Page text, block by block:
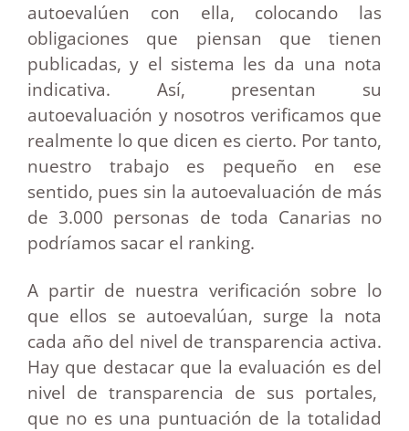
autoevalúen con ella, colocando las
obligaciones que piensan que tienen
publicadas, y el sistema les da una nota
indicativa. Así, presentan su
autoevaluación y nosotros verificamos que
realmente lo que dicen es cierto. Por tanto,
nuestro trabajo es pequeño en ese
sentido, pues sin la autoevaluación de más
de 3.000 personas de toda Canarias no
podríamos sacar el ranking.
A partir de nuestra verificación sobre lo
que ellos se autoevalúan, surge la nota
cada año del nivel de transparencia activa.
Hay que destacar que la evaluación es del
nivel de transparencia de sus portales,
que no es una puntuación de la totalidad